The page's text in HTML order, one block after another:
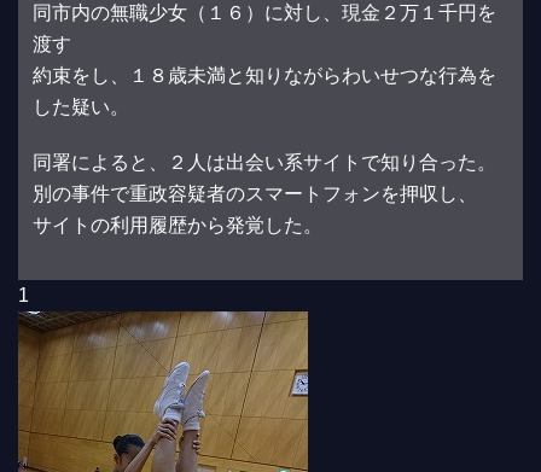
同市内の無職少女（１６）に対し、現金２万１千円を
渡す
約束をし、１８歳未満と知りながらわいせつな行為を
した疑い。
同署によると、２人は出会い系サイトで知り合った。
別の事件で重政容疑者のスマートフォンを押収し、
サイトの利用履歴から発覚した。
1